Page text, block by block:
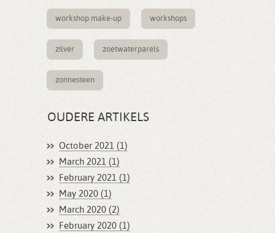
workshop make-up workshops
zilver zoetwaterparels
zonnesteen
OUDERE ARTIKELS
October 2021 (1)
March 2021 (1)
February 2021 (1)
May 2020 (1)
March 2020 (2)
February 2020 (1)